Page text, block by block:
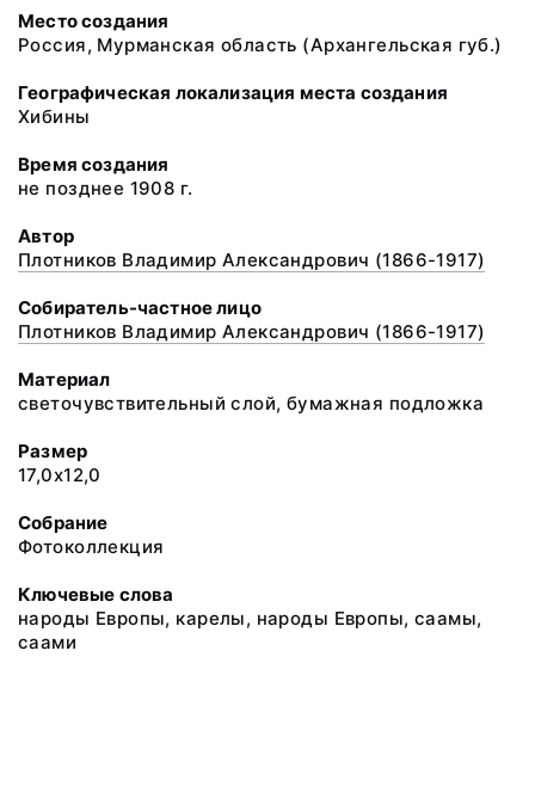
Место создания
Россия, Мурманская область (Архангельская губ.)
Географическая локализация места создания
Хибины
Время создания
не позднее 1908 г.
Автор
Плотников Владимир Александрович (1866-1917)
Собиратель-частное лицо
Плотников Владимир Александрович (1866-1917)
Материал
светочувствительный слой, бумажная подложка
Размер
17,0х12,0
Собрание
Фотоколлекция
Ключевые слова
народы Европы, карелы, народы Европы, саамы,
саами